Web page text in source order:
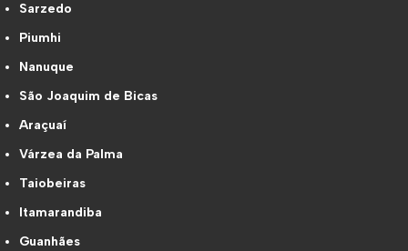
Sarzedo
Piumhi
Nanuque
São Joaquim de Bicas
Araçuaí
Várzea da Palma
Taiobeiras
Itamarandiba
Guanhães